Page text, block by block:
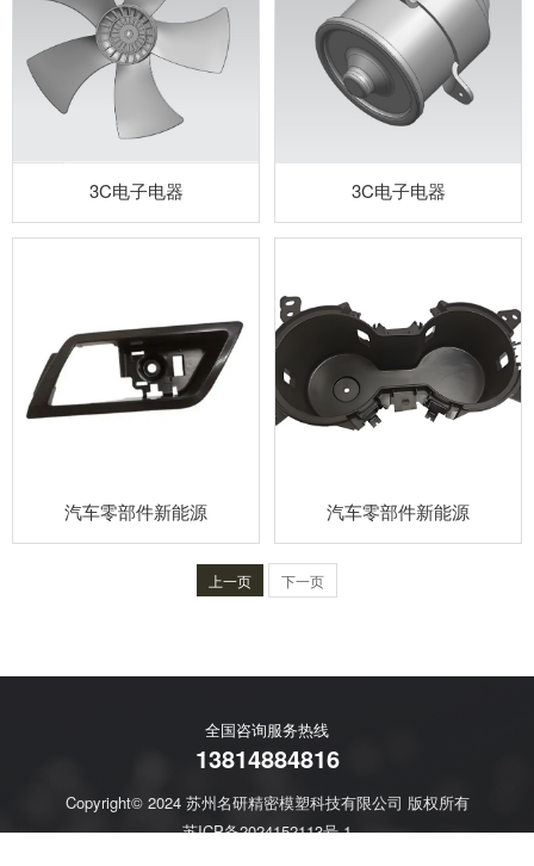
3C电子电器 3C电子电器
汽车零部件新能源 汽车零部件新能源
上一页 下一页
全国咨询服务热线
13814884816
Copyright© 2024 苏州名研精密模塑科技有限公司 版权所有
苏ICP备2024152113号-1